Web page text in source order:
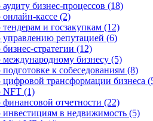
бизнес-процессов (18)
кассе (2)
и госзакупкам (12)
репутацией (6)
стратегии (12)
бизнесу (5)
к собеседованиям (8)
трансформации бизнеса
NFT (1)
отчетности (22)
в недвижимость (5)